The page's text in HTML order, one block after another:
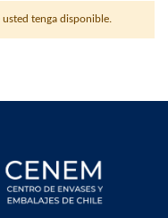
tenga disponible.